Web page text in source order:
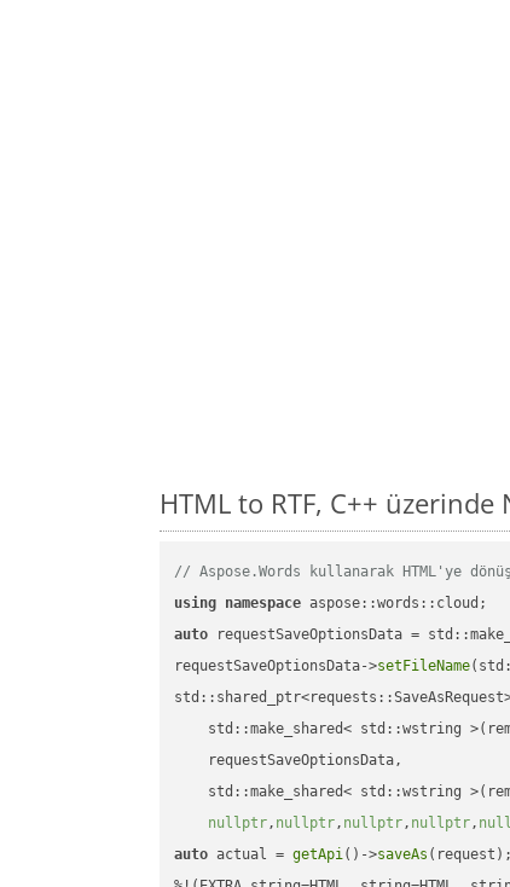
HTML to RTF, C++
// Aspose.Words kullanarak HTML'ye
using namespace
auto requestSaveOptionsData =
requestSaveOptionsData->setFileName
std::make_shared< std::wstring
    requestSaveOptionsData,
std::make_shared< std::wstring
nullptr, nullptr, nullptr, nullptr,
auto actual = getApi()->saveAs (request);